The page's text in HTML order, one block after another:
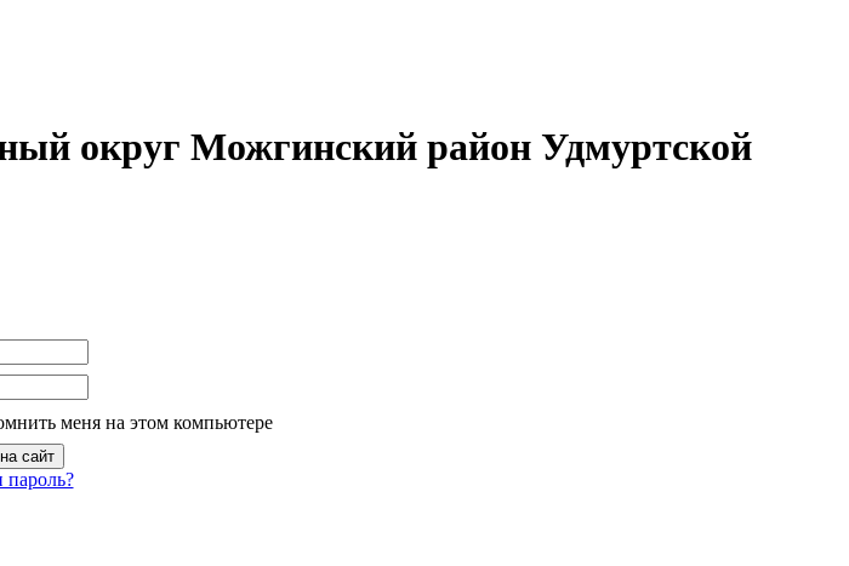
округ Можгинский район Удмуртской
меня на этом компьютере
пароль?